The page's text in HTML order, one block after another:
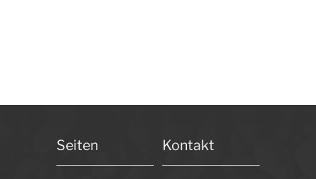
Seiten Kontakt